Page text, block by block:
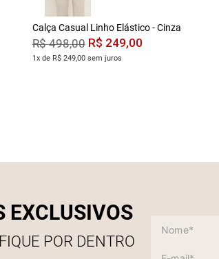
Calça Casual Linho Elástico - Cinza
R$ 498,00 R$ 249,00
1x de R$ 249,00 sem juros
EXCLUSIVOS
POR DENTRO